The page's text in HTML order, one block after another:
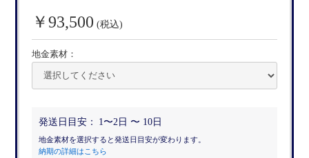
￥93,500 (税込)
地金素材：
発送日目安： 1〜2日 〜 10日
地金素材を選択すると発送日目安が変わります。
納期の詳細はこちら